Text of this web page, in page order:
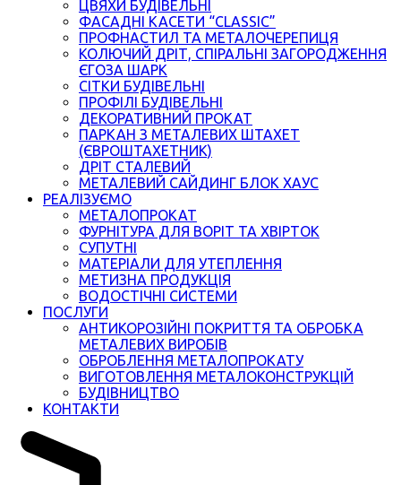
ЦВЯХИ БУДІВЕЛЬНІ
ФАСАДНІ КАСЕТИ “CLASSIC”
ПРОФНАСТИЛ ТА МЕТАЛОЧЕРЕПИЦЯ
КОЛЮЧИЙ ДРІТ, СПІРАЛЬНІ ЗАГОРОДЖЕННЯ
ЄГОЗА ШАРК
СІТКИ БУДІВЕЛЬНІ
ПРОФІЛІ БУДІВЕЛЬНІ
ДЕКОРАТИВНИЙ ПРОКАТ
ПАРКАН З МЕТАЛЕВИХ ШТАХЕТ
(ЄВРОШТАХЕТНИК)
ДРІТ СТАЛЕВИЙ
МЕТАЛЕВИЙ САЙДИНГ БЛОК ХАУС
РЕАЛІЗУЄМО
МЕТАЛОПРОКАТ
ФУРНІТУРА ДЛЯ ВОРІТ ТА ХВІРТОК
СУПУТНІ
МАТЕРІАЛИ ДЛЯ УТЕПЛЕННЯ
МЕТИЗНА ПРОДУКЦІЯ
ВОДОСТІЧНІ СИСТЕМИ
ПОСЛУГИ
АНТИКОРОЗІЙНІ ПОКРИТТЯ ТА ОБРОБКА
МЕТАЛЕВИХ ВИРОБІВ
ОБРОБЛЕННЯ МЕТАЛОПРОКАТУ
ВИГОТОВЛЕННЯ МЕТАЛОКОНСТРУКЦІЙ
БУДІВНИЦТВО
КОНТАКТИ